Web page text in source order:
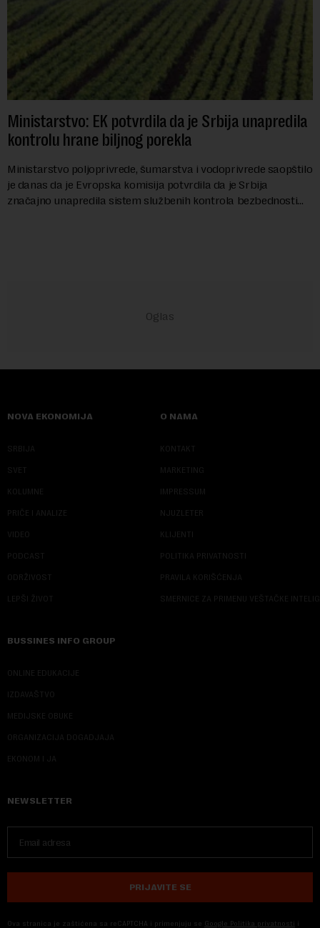
Ministarstvo: EK potvrdila da je Srbija unapredila
kontrolu hrane biljnog porekla
Ministarstvo poljoprivrede, šumarstva i vodoprivrede saopštilo
je danas da je Evropska komisija potvrdila da je Srbija
značajno unapredila sistem službenih kontrola bezbednosti
NOVA EKONOMIJA
SRBIJA
SVET
KOLUMNE
PRIČE I ANALIZE
VIDEO
PODCAST
ODRŽIVOST
LEPŠI ŽIVOT
O NAMA
KONTAKT
MARKETING
IMPRESSUM
NJUZLETER
KLIJENTI
POLITIKA PRIVATNOSTI
PRAVILA KORIŠĆENJA
SMERNICE ZA PRIMENU VEŠTAČKE
BUSSINES INFO GROUP
ONLINE EDUKACIJE
IZDAVAŠTVO
MEDIJSKE OBUKE
ORGANIZACIJA DOGADJAJA
EKONOM I JA
NEWSLETTER
PRIJAVITE SE
Ova stranica je zaštićena sa reCAPTCHA i primenjuju se Google Politika privatnosti i